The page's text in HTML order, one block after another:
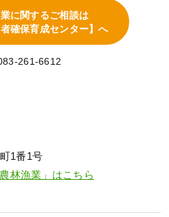
に関するご相談は
者確保育成センター】へ
261-6612
1番1号
林漁業」はこちら